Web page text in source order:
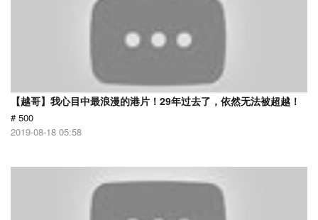
【越哥】我心目中最浪漫的港片！29年过去了，依然无法被超越！
# 500
2019-08-18 05:58